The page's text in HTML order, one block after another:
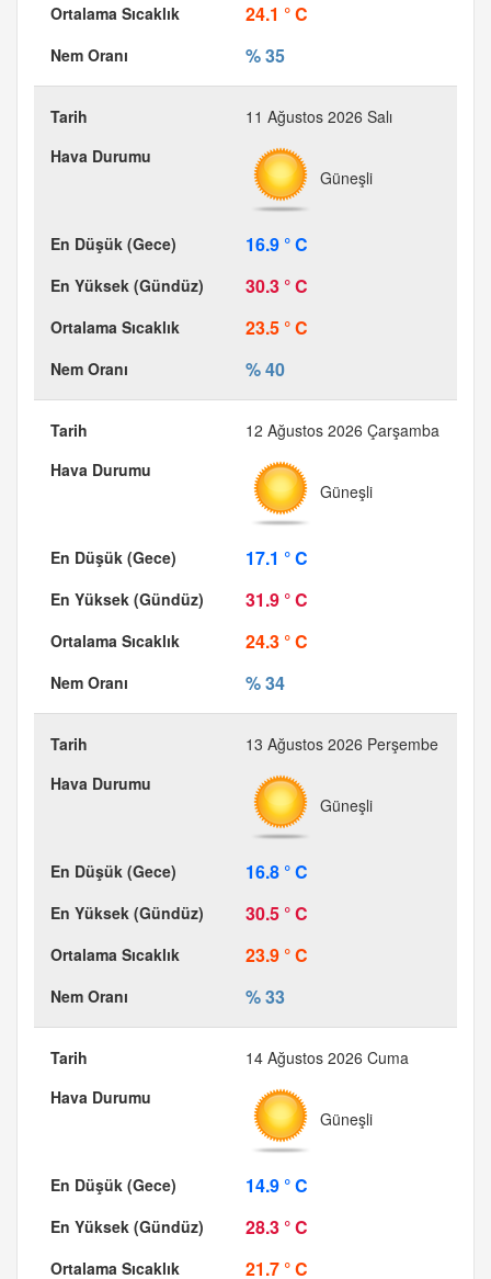
24.1 ° C
% 35
11 Ağustos 2026 Salı
Güneşli
16.9 ° C
30.3 ° C
23.5 ° C
% 40
12 Ağustos 2026 Çarşamba
Güneşli
17.1 ° C
31.9 ° C
24.3 ° C
% 34
13 Ağustos 2026 Perşembe
Güneşli
16.8 ° C
30.5 ° C
23.9 ° C
% 33
14 Ağustos 2026 Cuma
Güneşli
14.9 ° C
28.3 ° C
21.7 ° C